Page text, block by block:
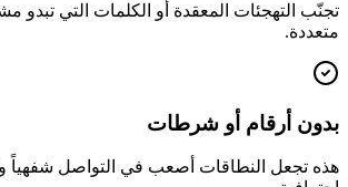
تجنّب التهجئات المعقدة أو الكلمات التي تبدو
متعددة.
بدون أرقام أو شرطات
هذه تجعل النطاقات أصعب في التواصل شفهياً